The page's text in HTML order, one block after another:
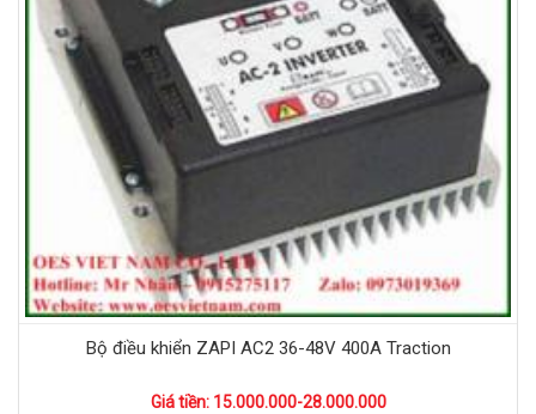
Bộ điều khiển ZAPI AC2 36-48V 400A Traction
Giá tiền: 15.000.000-28.000.000